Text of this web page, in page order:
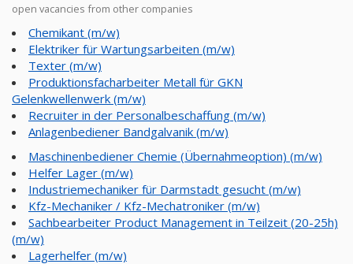
open vacancies from other companies
Chemikant (m/w)
Elektriker für Wartungsarbeiten (m/w)
Texter (m/w)
Produktionsfacharbeiter Metall für GKN
Gelenkwellenwerk (m/w)
Recruiter in der Personalbeschaffung (m/w)
Anlagenbediener Bandgalvanik (m/w)
Maschinenbediener Chemie (Übernahmeoption) (m/w)
Helfer Lager (m/w)
Industriemechaniker für Darmstadt gesucht (m/w)
Kfz-Mechaniker / Kfz-Mechatroniker (m/w)
Sachbearbeiter Product Management in Teilzeit (20-25h)
(m/w)
Lagerhelfer (m/w)